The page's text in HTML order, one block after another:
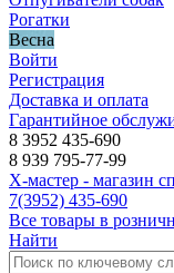
Рогатки
Весна
Войти
Регистрация
Доставка и оплата
Гарантийное
8 3952 435-690
8 939 795-77-99
Х-мастер - магазин
7(3952) 435-690
Все товары в
Найти